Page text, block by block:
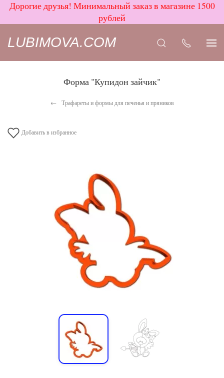
Дорогие друзья! Минимальный заказ в магазине 1500
рублей
LUBIMOVA.COM
Форма "Купидон зайчик"
Трафареты и формы для печенья и пряников
Добавить в избранное